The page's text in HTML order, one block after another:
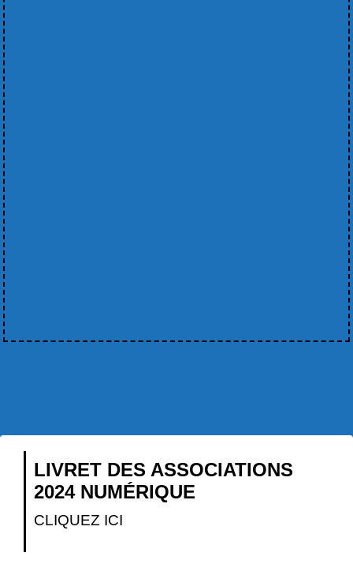
LIVRET DES ASSOCIATIONS
2024 NUMÉRIQUE
CLIQUEZ ICI